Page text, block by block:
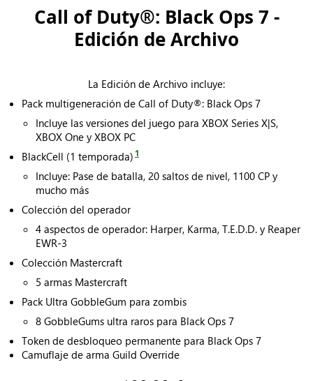
Call of Duty®: Black Ops 7 -
Edición de Archivo
La Edición de Archivo incluye:
Pack multigeneración de Call of Duty®: Black Ops 7
Incluye las versiones del juego para XBOX Series X|S,
XBOX One y XBOX PC
BlackCell (1 temporada) 1
Incluye: Pase de batalla, 20 saltos de nivel, 1100 CP y
mucho más
Colección del operador
4 aspectos de operador: Harper, Karma, T.E.D.D. y Reaper
EWR-3
Colección Mastercraft
5 armas Mastercraft
Pack Ultra GobbleGum para zombis
8 GobbleGums ultra raros para Black Ops 7
Token de desbloqueo permanente para Black Ops 7
Camuflaje de arma Guild Override